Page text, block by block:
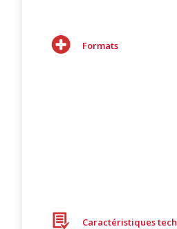
Formats
Caractéristiques